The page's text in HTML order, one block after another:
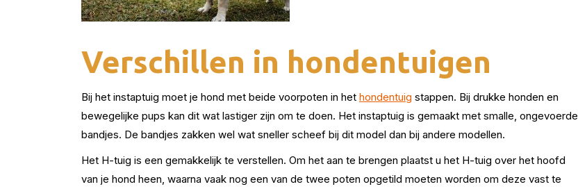
Verschillen in hondentuigen
Bij het instaptuig moet je hond met beide voorpoten in het hondentuig stappen. Bij drukke honden en
bewegelijke pups kan dit wat lastiger zijn om te doen. Het instaptuig is gemaakt met smalle, ongevoerde
bandjes. De bandjes zakken wel wat sneller scheef bij dit model dan bij andere modellen.
Het H-tuig is een gemakkelijk te verstellen. Om het aan te brengen plaatst u het H-tuig over het hoofd
van je hond heen, waarna vaak nog een van de twee poten opgetild moeten worden om deze vast te